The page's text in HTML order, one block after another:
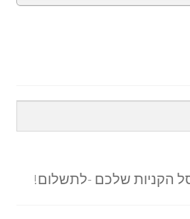
הקניות שלכם -לתשלום!